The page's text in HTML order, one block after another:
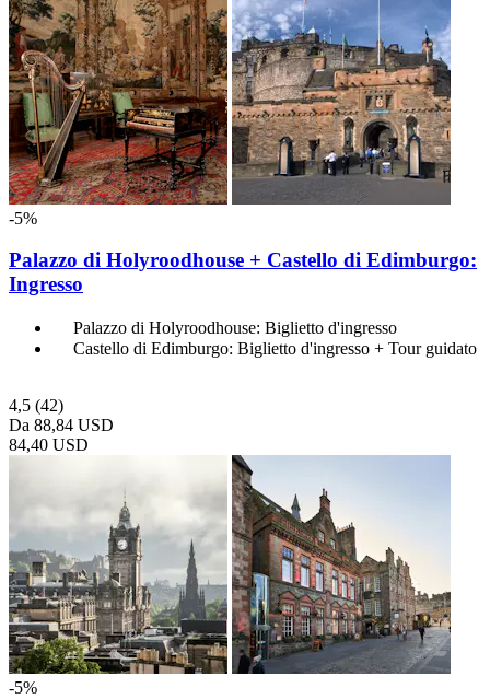
-5%
Palazzo di Holyroodhouse + Castello di Edimburgo:
Ingresso
Palazzo di Holyroodhouse: Biglietto d'ingresso
Castello di Edimburgo: Biglietto d'ingresso + Tour guidato
4,5 (42)
Da 88,84 USD
84,40 USD
-5%